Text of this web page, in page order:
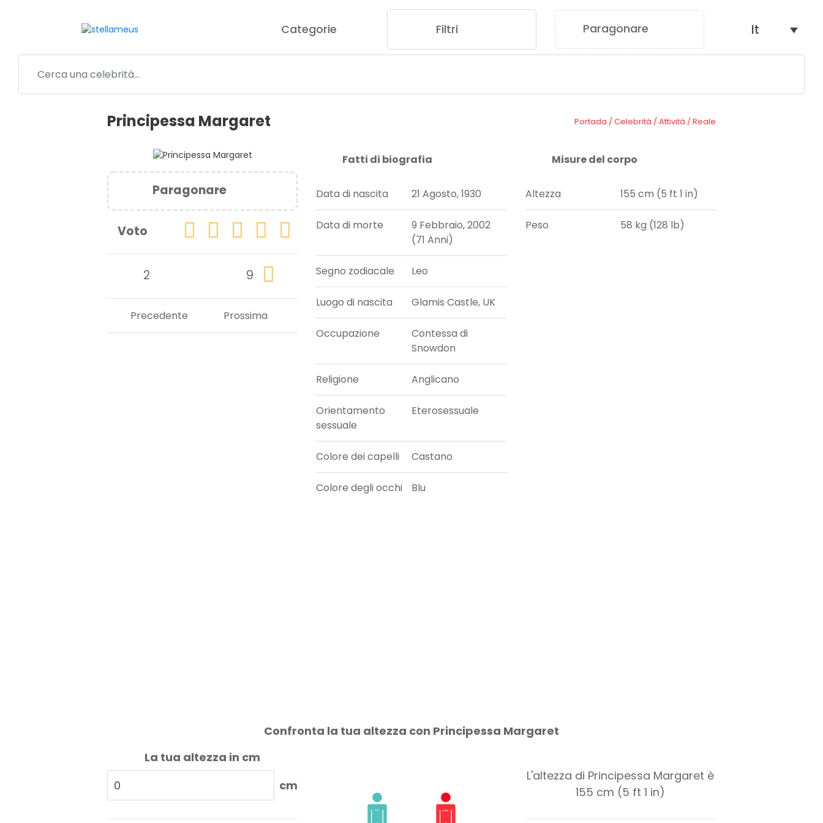
Categorie Filtri Paragonare It
Principessa Margaret Portada /Celebrità /Attività /Reale
Paragonare
Voto
2 9
Prossima
Precedente
Fatti di biografia
Data di nascita 21 Agosto, 1930
Data di morte
9 Febbraio, 2002
(71 Anni)
Segno zodiacale Leo
Luogo di nascita Glamis Castle, UK
Occupazione
Contessa di
Snowdon
Religione Anglicano
Orientamento
sessuale
Eterosessuale
Colore dei capelli Castano
Colore degli occhi Blu
Misure del corpo
Altezza 155 cm (5 ft 1 in)
Peso 58 kg (128 lb)
Confronta la tua altezza con Principessa Margaret
La tua altezza in cm
cm
L'altezza di Principessa Margaret è
155 cm (5 ft 1 in)